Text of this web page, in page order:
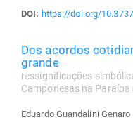
DOI: https://doi.org/
Dos acordos
grande
ressignificações
Camponesas na
Eduardo Guandalini Genaro